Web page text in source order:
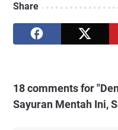
Share
18 comments for
Sayuran Mentah Ini,